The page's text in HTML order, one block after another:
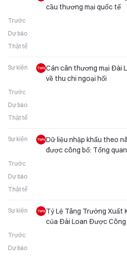
cầu thương mại quốc tế
Trước
Dự báo
Thật tế
Sự kiện
Cán cân thương mại Đài
về thu chi ngoại hối
Trước
Dự báo
Thật tế
Sự kiện
Dữ liệu nhập khẩu theo
được công bố: Tổng
Trước
Dự báo
Thật tế
Sự kiện
Tỷ Lệ Tăng Trưởng Xuất
của Đài Loan Được Công
Trước
Dự báo